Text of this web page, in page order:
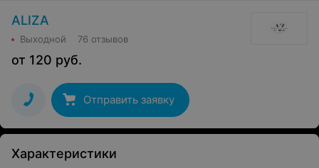
ALIZA
Выходной 76 отзывов
от 120 руб.
Отправить заявку
Характеристики